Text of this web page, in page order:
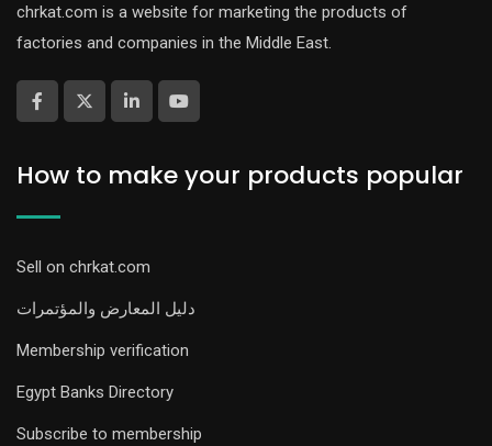
chrkat.com is a website for marketing the products of
factories and companies in the Middle East.
How to make your products popular
Sell on chrkat.com
دليل المعارض والمؤتمرات
Membership verification
Egypt Banks Directory
Subscribe to membership